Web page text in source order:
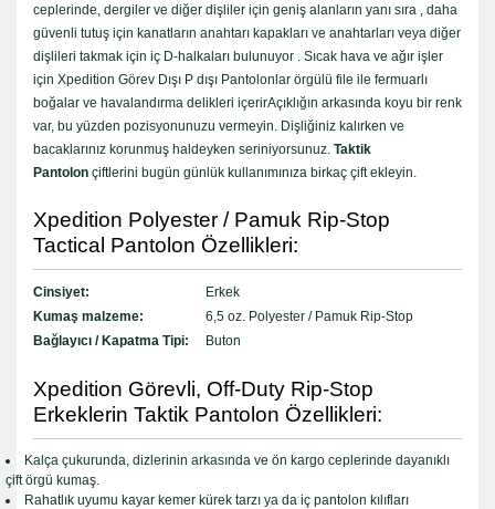
ceplerinde, dergiler ve diğer dişliler için geniş alanların yanı sıra , daha
güvenli tutuş için kanatların anahtarı kapakları ve anahtarları veya diğer
dişlileri takmak için iç D-halkaları bulunuyor . Sıcak hava ve ağır işler
için Xpedition Görev Dışı P dışı Pantolonlar örgülü file ile fermuarlı
boğalar ve havalandırma delikleri içerirAçıklığın arkasında koyu bir renk
var, bu yüzden pozisyonunuzu vermeyin. Dişliğiniz kalırken ve
bacaklarınız korunmuş haldeyken seriniyorsunuz. Taktik
Pantolon çiftlerini bugün günlük kullanımınıza birkaç çift ekleyin.
Xpedition Polyester / Pamuk Rip-Stop
Tactical Pantolon Özellikleri:
Cinsiyet:
Erkek
Kumaş malzeme:
6,5 oz. Polyester / Pamuk Rip-Stop
Bağlayıcı / Kapatma Tipi:
Buton
Xpedition Görevli, Off-Duty Rip-Stop
Erkeklerin Taktik Pantolon Özellikleri:
Kalça çukurunda, dizlerinin arkasında ve ön kargo ceplerinde dayanıklı
çift örgü kumaş.
Rahatlık uyumu kayar kemer kürek tarzı ya da iç pantolon kılıfları